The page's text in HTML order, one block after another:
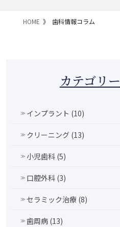
HOME 歯科情報コラム
カテゴリー
インプラント (10)
クリーニング (13)
小児歯科 (5)
口腔外科 (3)
セラミック治療 (8)
歯周病 (13)